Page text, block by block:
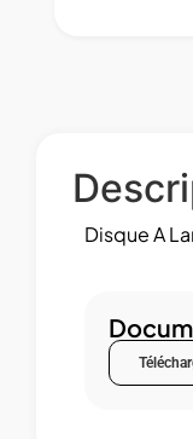
Disque A